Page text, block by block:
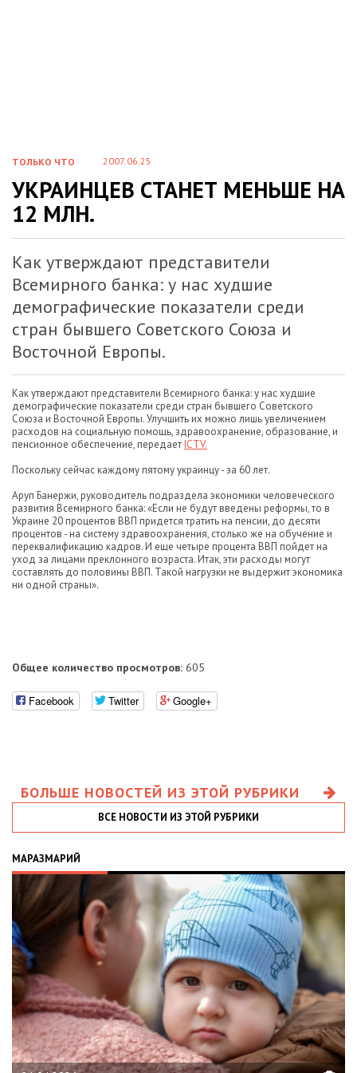
ТОЛЬКО ЧТО 2007.06.25
УКРАИНЦЕВ СТАНЕТ МЕНЬШЕ НА
12 МЛН.
Как утверждают представители
Всемирного банка: у нас худшие
демографические показатели среди
стран бывшего Советского Союза и
Восточной Европы.
Как утверждают представители Всемирного банка: у нас худшие
демографические показатели среди стран бывшего Советского
Союза и Восточной Европы. Улучшить их можно лишь увеличением
расходов на социальную помощь, здравоохранение, образование, и
пенсионное обеспечение, передаетICTV.
Поскольку сейчас каждому пятому украинцу - за 60 лет.
Аруп Банержи, руководитель подраздела экономики человеческого
развития Всемирного банка: «Если не будут введены реформы, то в
Украине 20 процентов ВВП придется тратить на пенсии, до десяти
процентов - на систему здравоохранения, столько же на обучение и
переквалификацию кадров. И еще четыре процента ВВП пойдет на
уход за лицами преклонного возраста. Итак, эти расходы могут
составлять до половины ВВП. Такой нагрузки не выдержит экономика
ни одной страны».
Общее количество просмотров: 605
Facebook Twitter Google+
БОЛЬШЕ НОВОСТЕЙ ИЗ ЭТОЙ РУБРИКИ
ВСЕ НОВОСТИ ИЗ ЭТОЙ РУБРИКИ
МАРАЗМАРИЙ